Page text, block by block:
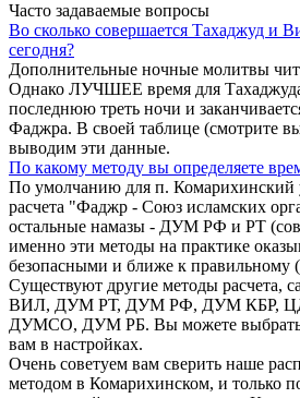
Часто задаваемые вопросы
Во сколько совершается Тахаджуд и
сегодня?
Дополнительные ночные молитвы
Однако ЛУЧШЕЕ время для
последнюю треть ночи и
Фаджра. В своей таблице (смотрите
выводим эти данные.
По какому методу вы определяете
По умолчанию для п. Комарихинский
расчета "Фаджр - Союз исламских
остальные намазы - ДУМ РФ и РТ
именно эти методы на практике
безопасными и ближе к правильному (
Существуют другие методы расчета,
ВИЛ, ДУМ РТ, ДУМ РФ, ДУМ КБР,
ДУМСО, ДУМ РБ. Вы можете выбрать
вам в настройках.
Очень советуем вам сверить наше
методом в Комарихинском, и только